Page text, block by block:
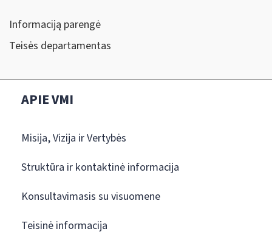
Informaciją parengė
Teisės departamentas
APIE VMI
Misija, Vizija ir Vertybės
Struktūra ir kontaktinė informacija
Konsultavimasis su visuomene
Teisinė informacija